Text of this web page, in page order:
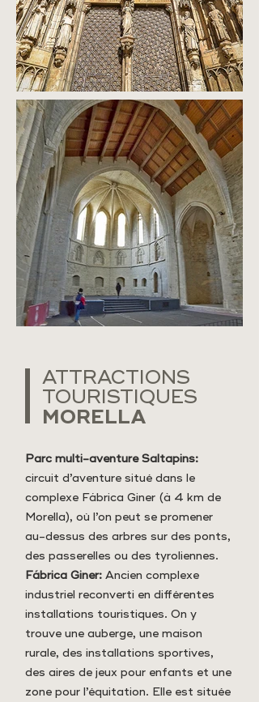
ATTRACTIONS
TOURISTIQUES
MORELLA
Parc multi-aventure Saltapins:
circuit d’aventure situé dans le
complexe Fábrica Giner (à 4 km de
Morella), où l’on peut se promener
au-dessus des arbres sur des ponts,
des passerelles ou des tyroliennes.
Fábrica Giner: Ancien complexe
industriel reconverti en différentes
installations touristiques. On y
trouve une auberge, une maison
rurale, des installations sportives,
des aires de jeux pour enfants et une
zone pour l’équitation. Elle est située